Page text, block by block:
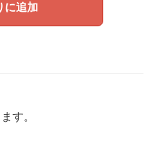
に追加
す。